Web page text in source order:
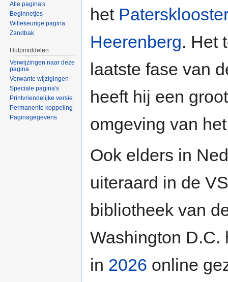
het
Heerenberg. Het
laatste fase van
heeft hij een
omgeving van
Ook elders in
uiteraard in de
bibliotheek van
Washington D.C.
in 2026 online
Alle pagina's
Beginnetjes
Willekeurige pagina
Zandbak
Hulpmiddelen
Verwijzingen naar deze
pagina
Verwante wijzigingen
Speciale pagina's
Printvriendelijke versie
Permanente koppeling
Paginagegevens